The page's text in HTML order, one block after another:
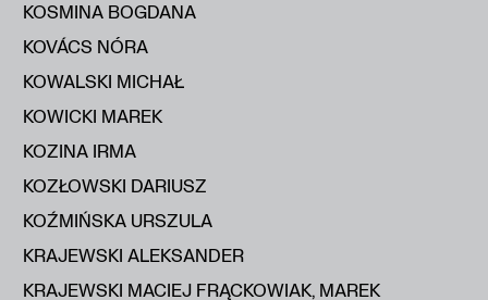
KOSMINA BOGDANA
KOVÁCS NÓRA
KOWALSKI MICHAŁ
KOWICKI MAREK
KOZINA IRMA
KOZŁOWSKI DARIUSZ
KOŹMIŃSKA URSZULA
KRAJEWSKI ALEKSANDER
KRAJEWSKI MACIEJ FRĄCKOWIAK, MAREK